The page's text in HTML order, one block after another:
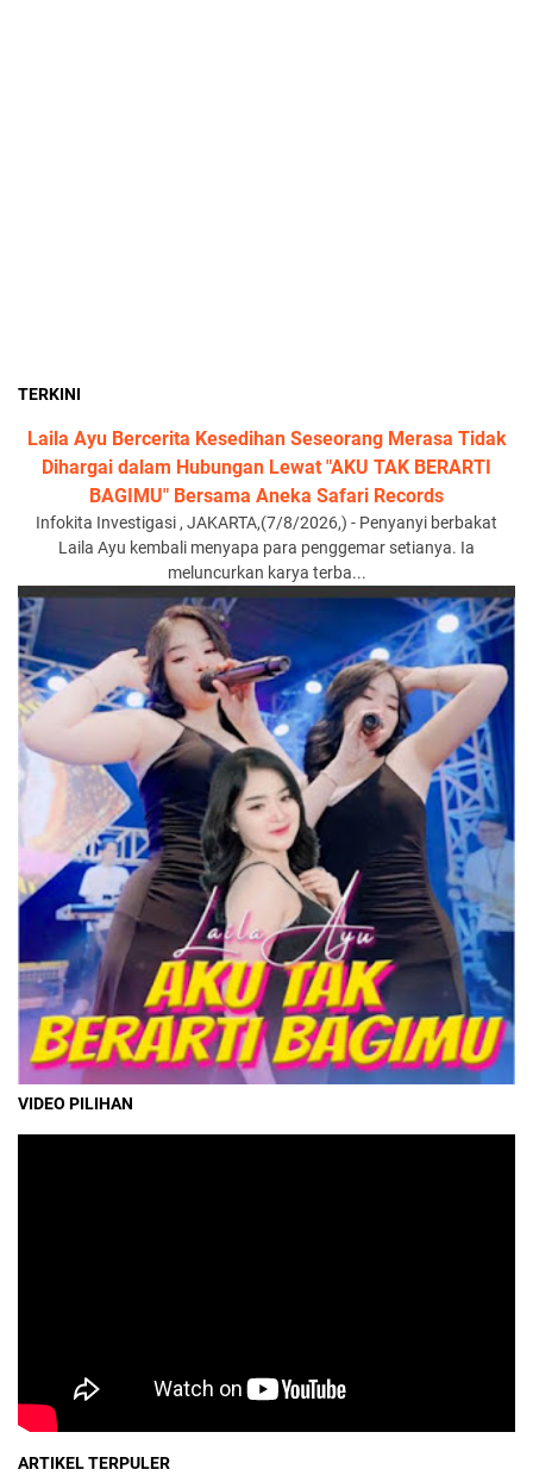
TERKINI
Laila Ayu Bercerita Kesedihan Seseorang Merasa Tidak
Dihargai dalam Hubungan Lewat "AKU TAK BERARTI
BAGIMU" Bersama Aneka Safari Records
Infokita Investigasi , JAKARTA,(7/8/2026,) - Penyanyi berbakat
Laila Ayu kembali menyapa para penggemar setianya. Ia
meluncurkan karya terba...
VIDEO PILIHAN
ARTIKEL TERPULER